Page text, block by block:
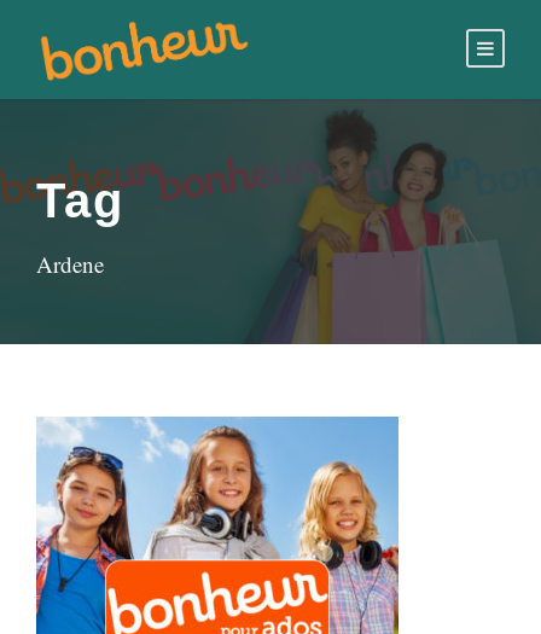
Tag
Ardene
POUR ADOS
Chocolats Favoris / Garage
Pour Ados / Renaud-Bray / Sephora
Sportium